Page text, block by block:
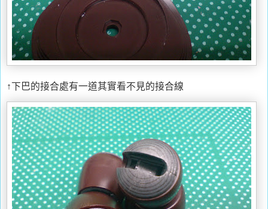
↑下巴的接合處有一道其實看不見的接合線